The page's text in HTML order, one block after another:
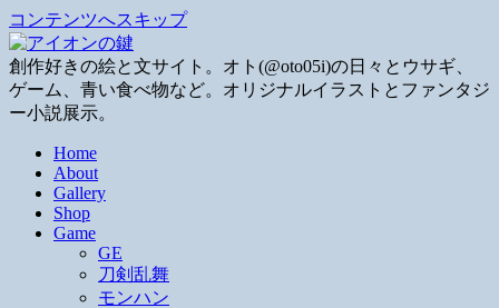
コンテンツへスキップ
創作好きの絵と文サイト。オト(@oto05i)の日々とウサギ、
ゲーム、青い食べ物など。オリジナルイラストとファンタジ
ー小説展示。
Home
About
Gallery
Shop
Game
GE
刀剣乱舞
モンハン